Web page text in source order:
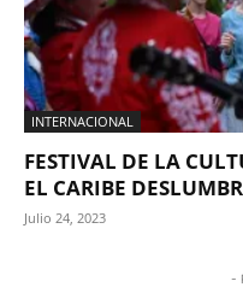
INTERNACIONAL
FESTIVAL DE LA
EL CARIBE
Julio 24, 2023
-